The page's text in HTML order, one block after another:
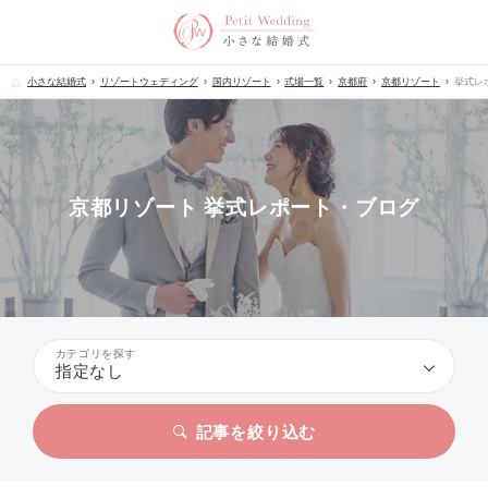
小さな結婚式 リゾートウェディング 国内リゾート 式場一覧 京都府 京都リゾート 挙式レ
京都リゾート 挙式レポート・ブログ
カテゴリを探す
指定なし
記事を絞り込む